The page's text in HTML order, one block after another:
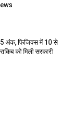
अंक, फिजिक्स में 10 से
को मिली सरकारी